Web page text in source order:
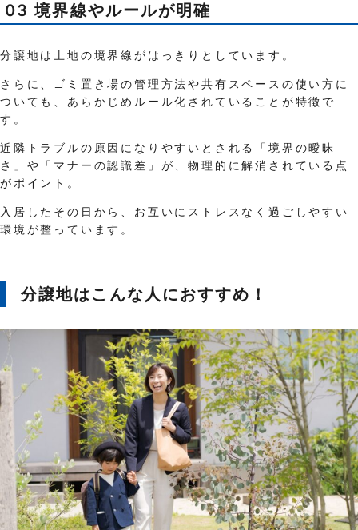
03 境界線やルールが明確
分譲地は土地の境界線がはっきりとしています。
さらに、ゴミ置き場の管理方法や共有スペースの使い方に
ついても、あらかじめルール化されていることが特徴で
す。
近隣トラブルの原因になりやすいとされる「境界の曖昧
さ」や「マナーの認識差」が、物理的に解消されている点
がポイント。
入居したその日から、お互いにストレスなく過ごしやすい
環境が整っています。
分譲地はこんな人におすすめ！